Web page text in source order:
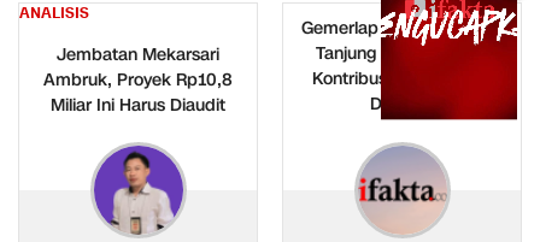
ANALISIS
Jembatan Mekarsari
Ambruk, Proyek Rp10,8
Miliar Ini Harus Diaudit
Gemerlap Hiburan Malam
Tanjung Priok, Berapa
Kontribusinya bagi Kas
Daerah?